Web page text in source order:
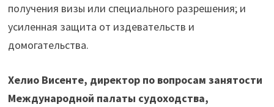
получения визы или специального разрешения; и
усиленная защита от издевательств и
домогательства.
Хелио Висенте, директор по вопросам занятости
Международной палаты судоходства,